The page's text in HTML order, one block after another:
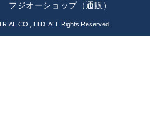
フジオーショップ（通販）
CO., LTD. ALL Rights Reserved.